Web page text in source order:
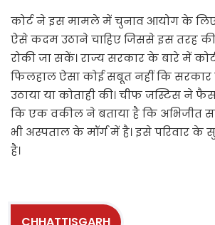
कोर्ट ने इस मामले में चुनाव आयोग के
ऐसे कदम उठाने चाहिए जिससे इस तरह
रोकी जा सकें। राज्य सरकार के बारे में
फिलहाल ऐसा कोई सबूत नहीं कि
उठाया या कोताही की। चीफ जस्टिस ने
कि एक वकील ने बताया है कि अभिजीत
भी अस्पताल के मॉर्ग में है। इसे परिवार के
है।
CHHATTISGARH